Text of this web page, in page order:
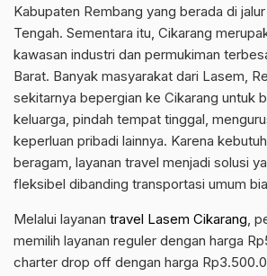
Kabupaten Rembang yang berada di
Tengah. Sementara itu, Cikarang
kawasan industri dan permukiman
Barat. Banyak masyarakat dari Lasem,
sekitarnya bepergian ke Cikarang untuk
keluarga, pindah tempat tinggal,
keperluan pribadi lainnya. Karena
beragam, layanan travel menjadi solusi
fleksibel dibanding transportasi umum
Melalui layanan travel Lasem Cikarang,
memilih layanan reguler dengan harga
charter drop off dengan harga